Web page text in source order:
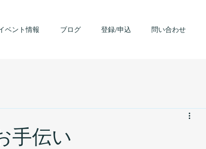
ベント情報 ブログ 登録/申込 問い合わせ
手伝い